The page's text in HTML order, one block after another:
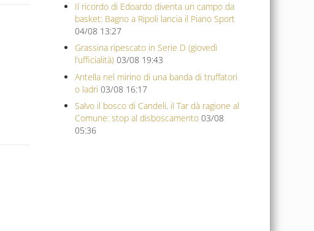
Il ricordo di Edoardo diventa un campo da
basket: Bagno a Ripoli lancia il Piano Sport
04/08 13:27
Grassina ripescato in Serie D (giovedì
l’ufficialità) 03/08 19:43
Antella nel mirino di una banda di truffatori
o ladri 03/08 16:17
Salvo il bosco di Candeli, il Tar dà ragione al
Comune: stop al disboscamento 03/08
05:36